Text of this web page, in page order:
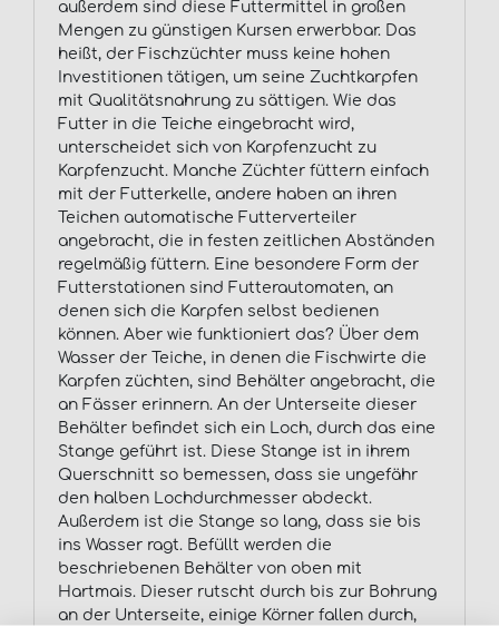
außerdem sind diese Futtermittel in großen
Mengen zu günstigen Kursen erwerbbar. Das
heißt, der Fischzüchter muss keine hohen
Investitionen tätigen, um seine Zuchtkarpfen
mit Qualitätsnahrung zu sättigen. Wie das
Futter in die Teiche eingebracht wird,
unterscheidet sich von Karpfenzucht zu
Karpfenzucht. Manche Züchter füttern einfach
mit der Futterkelle, andere haben an ihren
Teichen automatische Futterverteiler
angebracht, die in festen zeitlichen Abständen
regelmäßig füttern. Eine besondere Form der
Futterstationen sind Futterautomaten, an
denen sich die Karpfen selbst bedienen
können. Aber wie funktioniert das? Über dem
Wasser der Teiche, in denen die Fischwirte die
Karpfen züchten, sind Behälter angebracht, die
an Fässer erinnern. An der Unterseite dieser
Behälter befindet sich ein Loch, durch das eine
Stange geführt ist. Diese Stange ist in ihrem
Querschnitt so bemessen, dass sie ungefähr
den halben Lochdurchmesser abdeckt.
Außerdem ist die Stange so lang, dass sie bis
ins Wasser ragt. Befüllt werden die
beschriebenen Behälter von oben mit
Hartmais. Dieser rutscht durch bis zur Bohrung
an der Unterseite, einige Körner fallen durch,